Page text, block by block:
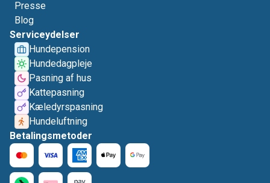
Presse
Blog
Serviceydelser
Hundepension
Hundedagpleje
Pasning af hus
Kattepasning
Kæledyrspasning
Hundeluftning
Betalingsmetoder